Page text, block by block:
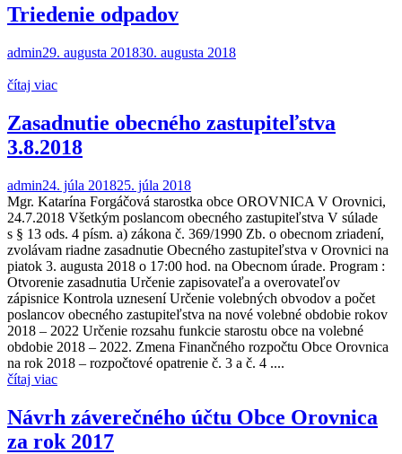
Triedenie odpadov
admin29. augusta 201830. augusta 2018
čítaj viac
Zasadnutie obecného zastupiteľstva
3.8.2018
admin24. júla 201825. júla 2018
Mgr. Katarína Forgáčová starostka obce OROVNICA V Orovnici,
24.7.2018 Všetkým poslancom obecného zastupiteľstva V súlade
s § 13 ods. 4 písm. a) zákona č. 369/1990 Zb. o obecnom zriadení,
zvolávam riadne zasadnutie Obecného zastupiteľstva v Orovnici na
piatok 3. augusta 2018 o 17:00 hod. na Obecnom úrade. Program :
Otvorenie zasadnutia Určenie zapisovateľa a overovateľov
zápisnice Kontrola uznesení Určenie volebných obvodov a počet
poslancov obecného zastupiteľstva na nové volebné obdobie rokov
2018 – 2022 Určenie rozsahu funkcie starostu obce na volebné
obdobie 2018 – 2022. Zmena Finančného rozpočtu Obce Orovnica
na rok 2018 – rozpočtové opatrenie č. 3 a č. 4 ....
čítaj viac
Návrh záverečného účtu Obce Orovnica
za rok 2017